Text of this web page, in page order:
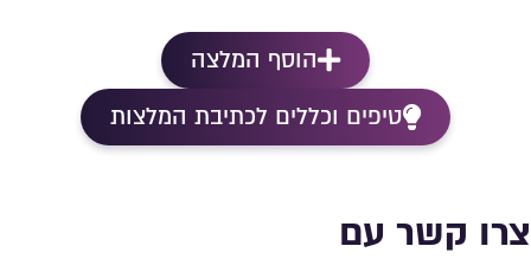
הוסף המלצה
טיפים וכללים לכתיבת המלצות
צרו קשר עם